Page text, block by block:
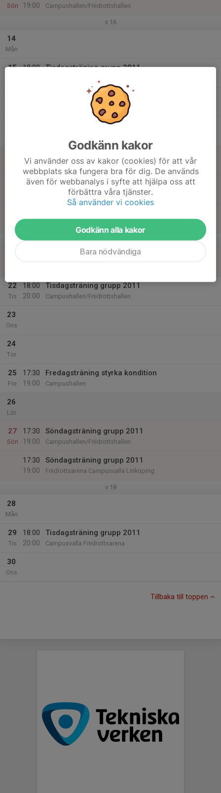
Sön
19:00
Campushallen/Friidrottshallen
v.16
14
Mån
15
18:00
Tisdagsträning grupp 2011
Sön
v.17
22
Tis
18:00
20:00
Tisdagsträning grupp 2011
Campushallen/Friidrottshallen
23
Ons
24
Tor
25
Fre
17:30
19:00
Fredagsträning styrka kondition
Campushallen
26
Lör
27
Sön
17:30
19:00
Söndagsträning grupp 2011
Campushallen/Friidrottshallen
17:30
19:00
Söndagsträning grupp 2011
Friidrottsarena Campusvalla Linköping
v.18
28
Mån
29
Tis
18:00
20:00
Tisdagsträning grupp 2011
Campusvalla Friidrottsarena
30
Ons
Tillbaka till toppen
Godkänn kakor
Vi använder oss av kakor (cookies) för att vår
webbplats ska fungera bra för dig. De används
även för webbanalys i syfte att hjälpa oss att
förbättra våra tjänster.
Så använder vi cookies
Godkänn alla kakor
Bara nödvändiga